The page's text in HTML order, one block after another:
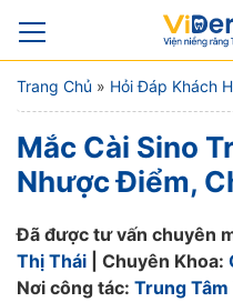
Trang Chủ » Hỏi Đáp Khách
Mắc Cài Sino
Nhược Điểm,
Đã được tư vấn chuyên
Thị Thái | Chuyên Khoa:
Nơi công tác: Trung